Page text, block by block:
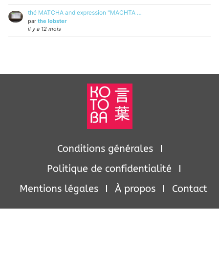
thé MATCHA and expression "MACHTA …
par the lobster
il y a 12 mois
Conditions générales
Politique de confidentialité
Mentions légales
À propos Contact